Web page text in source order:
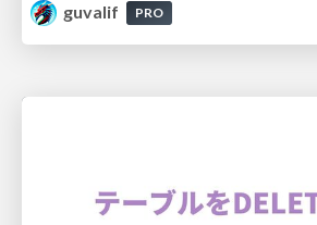
guvalif
PRO